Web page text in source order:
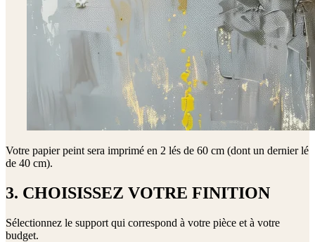
Votre papier peint sera imprimé en 2 lés de 60 cm (dont un dernier lé
de 40 cm).
3. CHOISISSEZ VOTRE FINITION
Sélectionnez le support qui correspond à votre pièce et à votre
budget.